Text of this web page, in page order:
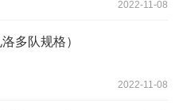
2022-11-08
多队规格）
2022-11-08